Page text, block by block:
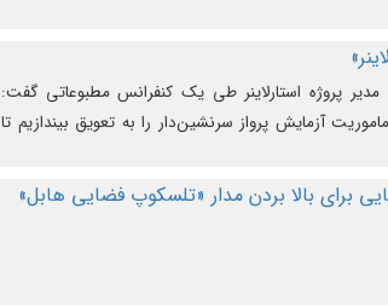
پروژه استارلاینر طی یک کنفرانس مطبوعاتی گفت:
آزمایش پرواز سرنشین‌دار را به تعویق بیندازیم تا
برای بالا بردن مدار «تلسکوپ فضایی هابل»